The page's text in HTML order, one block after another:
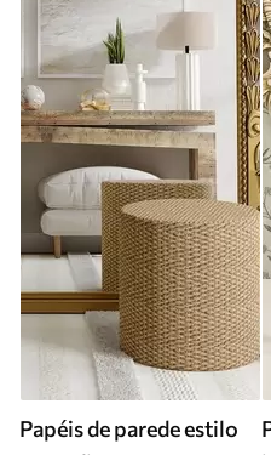
Papéis de parede estilo